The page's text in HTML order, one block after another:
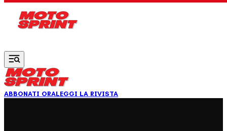
ABBONATI ORALEGGI LA RIVISTA